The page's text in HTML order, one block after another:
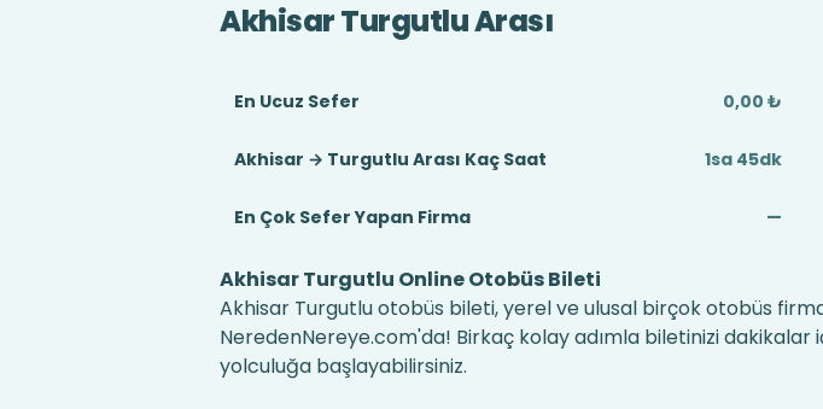
Akhisar Turgutlu Arası
En Ucuz Sefer 0,00 ₺
Akhisar → Turgutlu Arası Kaç Saat 1sa 45dk
En Çok Sefer Yapan Firma —
Akhisar Turgutlu Online Otobüs Bileti
Akhisar Turgutlu otobüs bileti, yerel ve ulusal birçok otobüs
NeredenNereye.com'da! Birkaç kolay adımla biletinizi dakikalar
yolculuğa başlayabilirsiniz.